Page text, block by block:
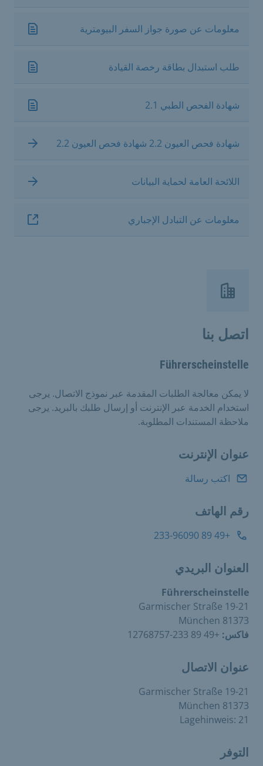
معلومات عن صورة جواز السفر البيومترية
طلب استبدال بطاقة رخصة القيادة
شهادة الفحص الطبي 2.1
شهادة فحص العيون 2.2 شهادة فحص العيون 2.2
اللائحة العامة لحماية البيانات
معلومات عن التبادل الإجباري
اتصل بنا
Führerscheinstelle
لا يمكن معالجة الطلبات المقدمة عبر نموذج الاتصال. يرجى
استخدام الخدمة عبر الإنترنت أو إرسال طلبك بالبريد. يرجى
ملاحظة المستندات المطلوبة.
عنوان الإنترنت
اكتب رسالة
رقم الهاتف
+49 89 233-96090
العنوان البريدي
Führerscheinstelle
Garmischer Straße 19-21
81373 München
فاكس: +49 89 233-12768757
عنوان الاتصال
Garmischer Straße 19-21
81373 München
Lagehinweis: 21
التوفر